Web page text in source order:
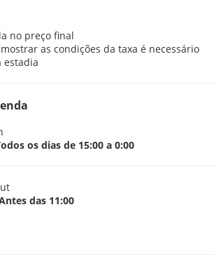
no preço final
as condições da taxa é necessário
estadia
os dias de 15:00 a 0:00
das 11:00